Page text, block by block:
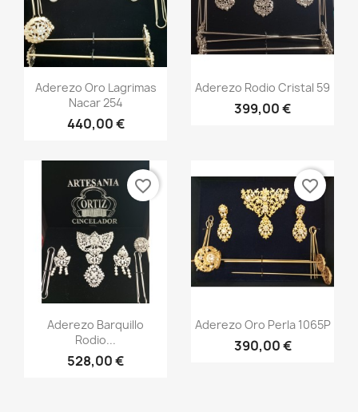
Vista rápida
Aderezo Oro Lagrimas
Nacar 254
440,00 €
Vista rápida
Aderezo Rodio Cristal 59
399,00 €
Vista rápida
Aderezo Barquillo
Rodio...
528,00 €
favorite_border
Vista rápida
Aderezo Oro Perla 1065P
390,00 €
favorite_border